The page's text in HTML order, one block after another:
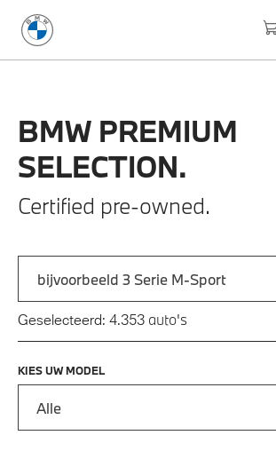
BMW PREMIUM
SELECTION.
Certified pre-owned.
Zoek naar een automodel, bijvoorbeeld
Typ een automodel in en druk op enter
Geselecteerd: 4.353 auto's
KIES UW MODEL